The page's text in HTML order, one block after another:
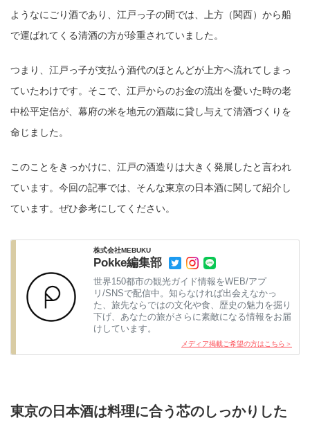
ようなにごり酒であり、江戸っ子の間では、上方（関西）から船
で運ばれてくる清酒の方が珍重されていました。
つまり、江戸っ子が支払う酒代のほとんどが上方へ流れてしまっ
ていたわけです。そこで、江戸からのお金の流出を憂いた時の老
中松平定信が、幕府の米を地元の酒蔵に貸し与えて清酒づくりを
命じました。
このことをきっかけに、江戸の酒造りは大きく発展したと言われ
ています。今回の記事では、そんな東京の日本酒に関して紹介し
ています。ぜひ参考にしてください。
株式会社MEBUKU
Pokke編集部
世界150都市の観光ガイド情報をWEB/アプ
リ/SNSで配信中。知らなければ出会えなかっ
た、旅先ならではの文化や食、歴史の魅力を掘り
下げ、あなたの旅がさらに素敵になる情報をお届
けしています。
メディア掲載ご希望の方はこちら＞
東京の日本酒は料理に合う芯のしっかりした